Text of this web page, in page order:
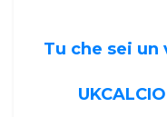
Tu che sei un